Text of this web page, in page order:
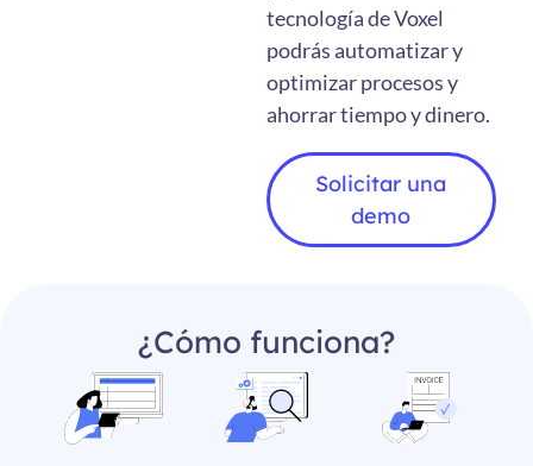
tecnología de Voxel
podrás automatizar y
optimizar procesos y
ahorrar tiempo y dinero.
Solicitar una
demo
¿Cómo funciona?